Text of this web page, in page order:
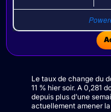
Le taux de change du
11 % hier soir. A 0,281
depuis plus d'une
actuellement amener